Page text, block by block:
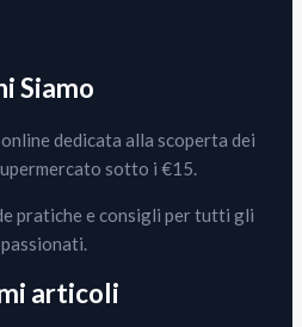
Siamo
dedicata alla scoperta dei
sotto i €15.
pratiche e consigli per tutti gli
articoli